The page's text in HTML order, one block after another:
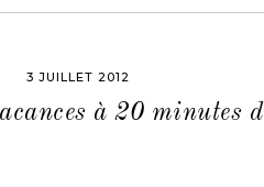
3 JUILLET 2012
à 20 minutes